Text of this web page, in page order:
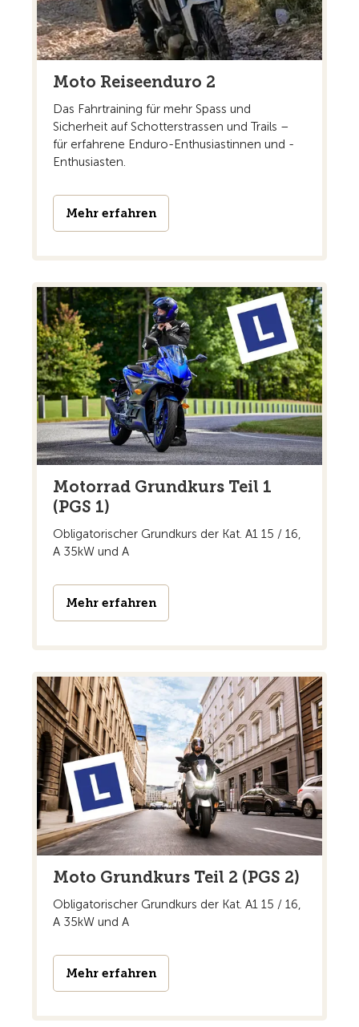
Moto Reiseenduro 2
Das Fahrtraining für mehr Spass und
Sicherheit auf Schotterstrassen und Trails –
für erfahrene Enduro-Enthusiastinnen und -
Enthusiasten.
Mehr erfahren
Motorrad Grundkurs Teil 1
(PGS 1)
Obligatorischer Grundkurs der Kat. A1 15 / 16,
A 35kW und A
Mehr erfahren
Moto Grundkurs Teil 2 (PGS 2)
Obligatorischer Grundkurs der Kat. A1 15 / 16,
A 35kW und A
Mehr erfahren